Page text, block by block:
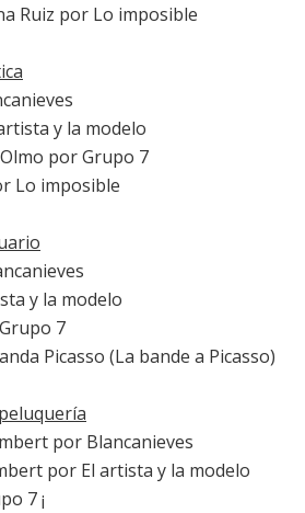
Ruiz por Lo imposible
y la modelo
porGrupo 7
Lo imposible
y la modelo
Grupo 7
Picasso (La bande a Picasso)
por Blancanieves
por El artista y la modelo
7¡